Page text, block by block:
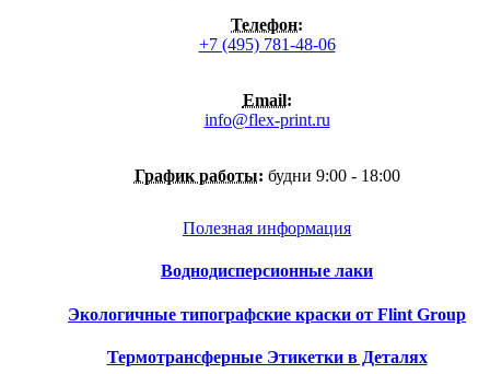
Телефон:
+7 (495) 781-48-06
Email:
info@flex-print.ru
График работы: будни 9:00 - 18:00
Полезная информация
Воднодисперсионные лаки
Экологичные типографские краски от Flint Group
Термотрансферные Этикетки в Деталях